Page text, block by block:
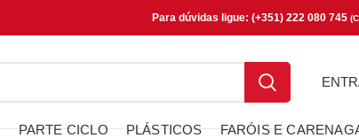
Para dúvidas ligue: (+351) 222 080 745
PARTE CICLO PLÁSTICOS FARÓIS E